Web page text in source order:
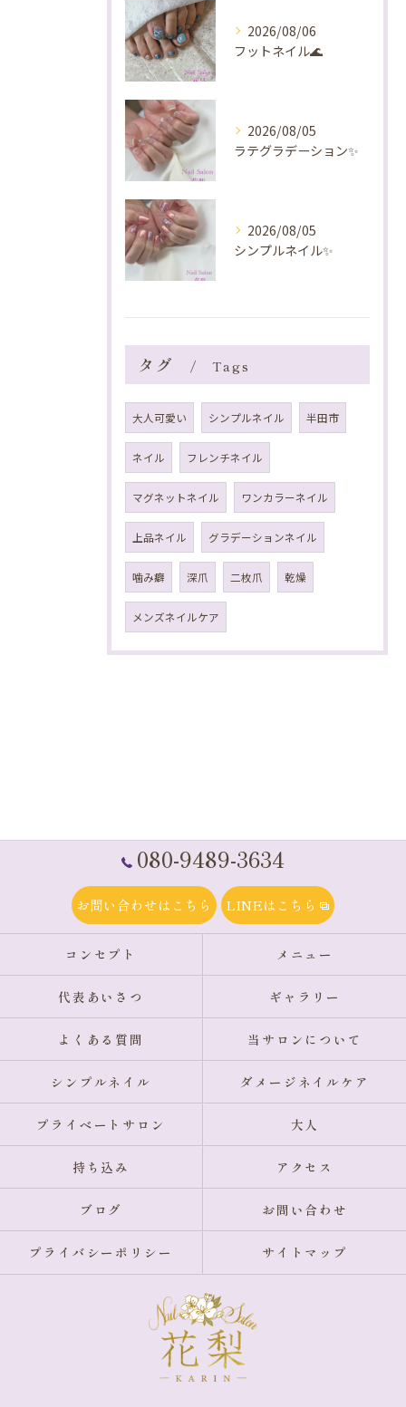
2026/08/06
フットネイル🌊
2026/08/05
ラテグラデーション✨️
2026/08/05
シンプルネイル✨️
タグ Tags
大人可愛い シンプルネイル 半田市
ネイル フレンチネイル
マグネットネイル ワンカラーネイル
上品ネイル グラデーションネイル
噛み癖 深爪 二枚爪 乾燥
メンズネイルケア
080-9489-3634
お問い合わせはこちら LINEはこちら
コンセプト メニュー
代表あいさつ ギャラリー
よくある質問 当サロンについて
シンプルネイル ダメージネイルケア
プライベートサロン 大人
持ち込み アクセス
ブログ お問い合わせ
プライバシーポリシー サイトマップ